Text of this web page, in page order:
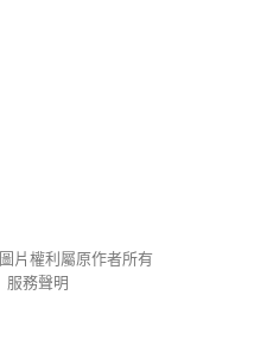
片權利屬原作者所有
服務聲明